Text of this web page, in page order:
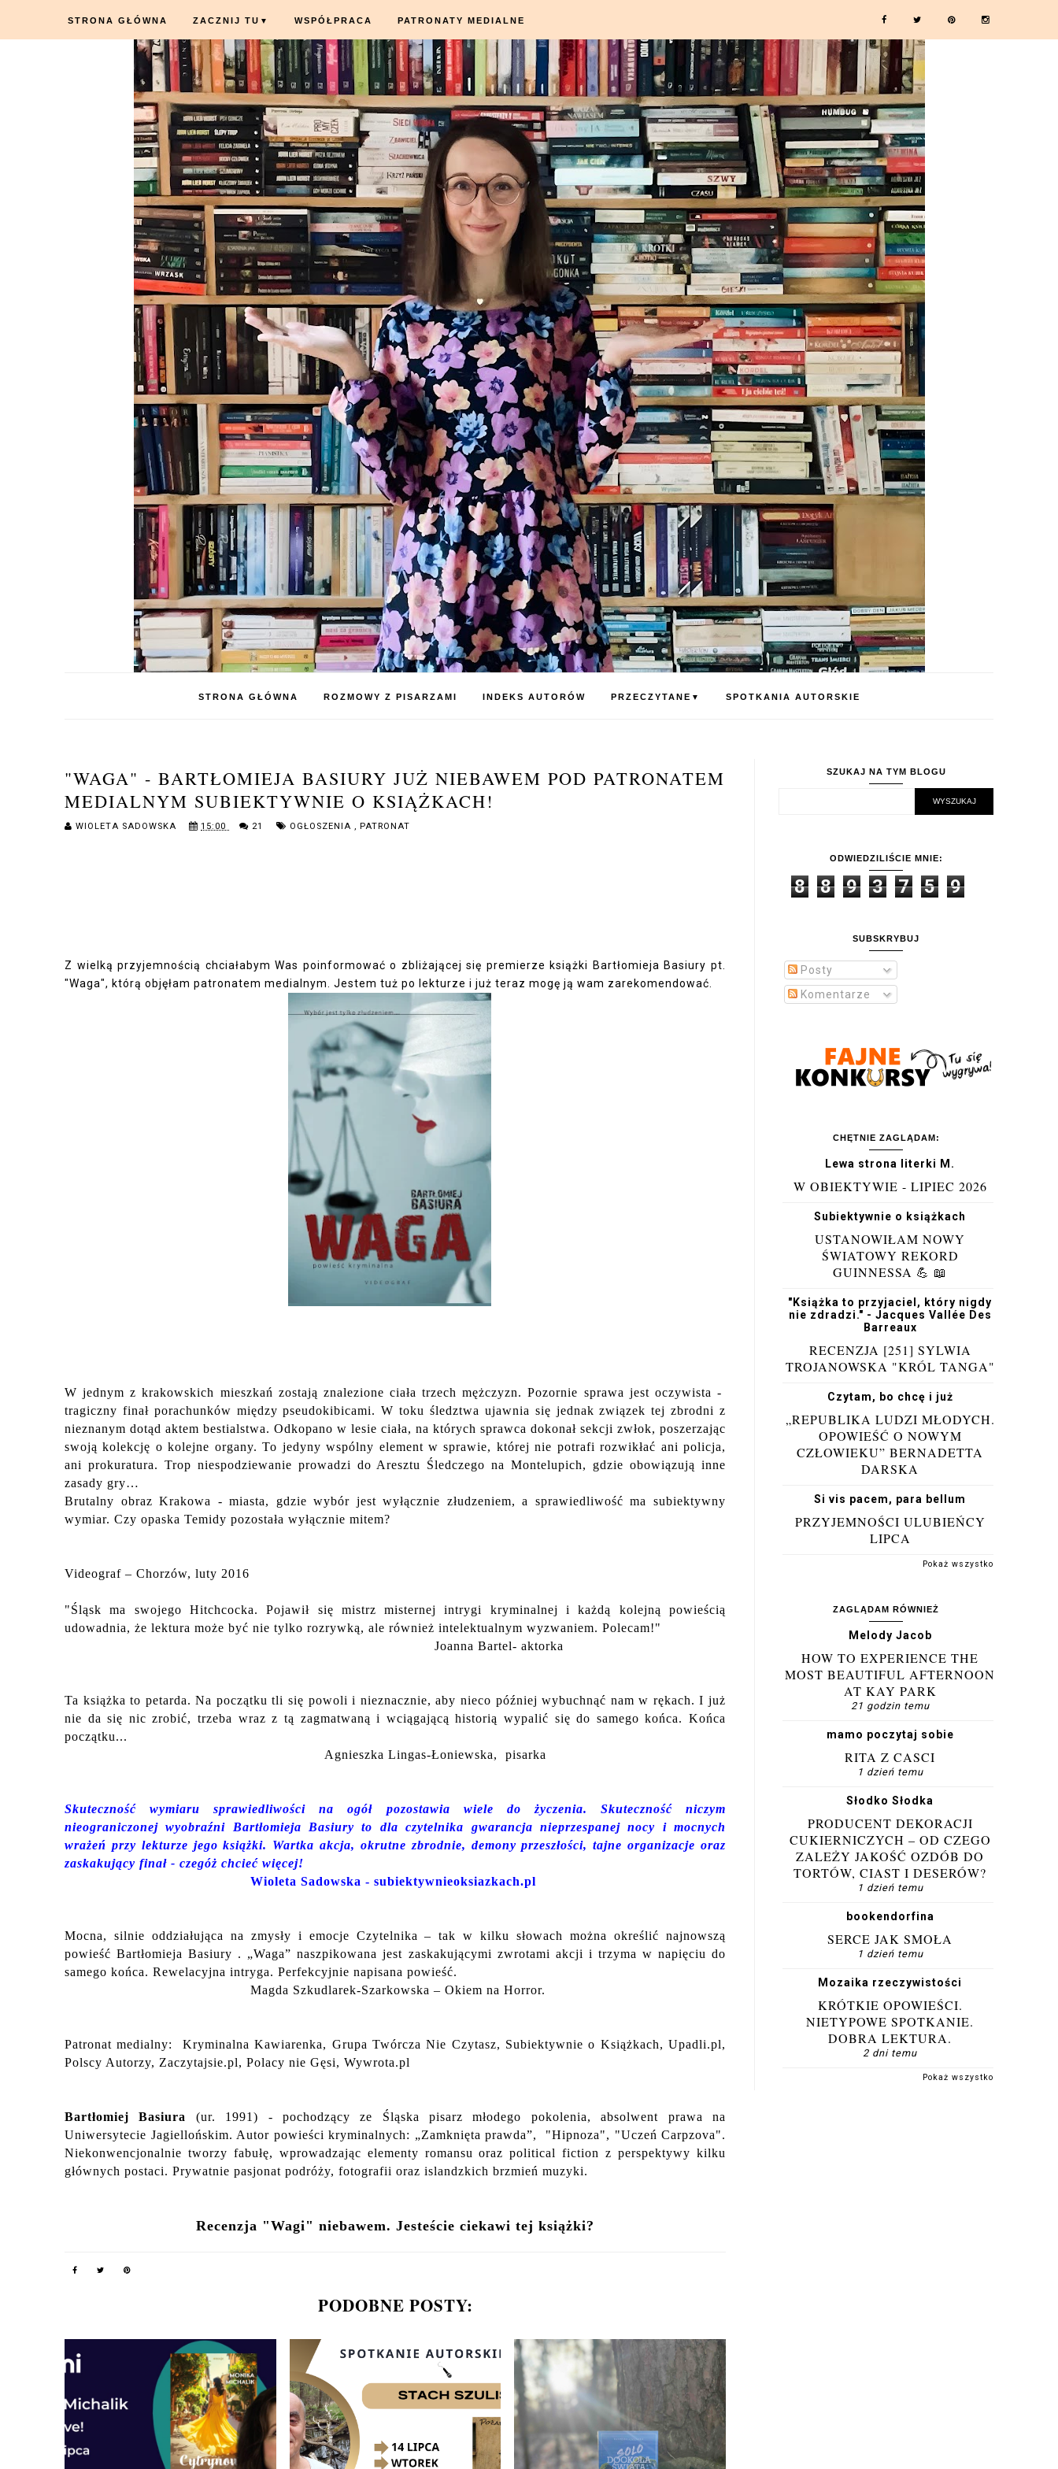
STRONA GŁÓWNA ZACZNIJ TU ▼ WSPÓŁPRACA PATRONATY MEDIALNE
STRONA GŁÓWNA ROZMOWY Z PISARZAMI INDEKS AUTORÓW PRZECZYTANE ▼ SPOTKANIA AUTORSKIE
"WAGA" - BARTŁOMIEJA BASIURY JUŻ NIEBAWEM POD PATRONATEM
MEDIALNYM SUBIEKTYWNIE O KSIĄŻKACH!
WIOLETA SADOWSKA 15:00 21 OGŁOSZENIA , PATRONAT
Z wielką przyjemnością chciałabym Was poinformować o zbliżającej się premierze książki Bartłomieja Basiury pt.
"Waga", którą objęłam patronatem medialnym. Jestem tuż po lekturze i już teraz mogę ją wam zarekomendować.
W jednym z krakowskich mieszkań zostają znalezione ciała trzech mężczyzn. Pozornie sprawa jest oczywista -
tragiczny finał porachunków między pseudokibicami. W toku śledztwa ujawnia się jednak związek tej zbrodni z
nieznanym dotąd aktem bestialstwa. Odkopano w lesie ciała, na których sprawca dokonał sekcji zwłok, poszerzając
swoją kolekcję o kolejne organy. To jedyny wspólny element w sprawie, której nie potrafi rozwikłać ani policja,
ani prokuratura. Trop niespodziewanie prowadzi do Aresztu Śledczego na Montelupich, gdzie obowiązują inne
zasady gry…
Brutalny obraz Krakowa - miasta, gdzie wybór jest wyłącznie złudzeniem, a sprawiedliwość ma subiektywny
wymiar. Czy opaska Temidy pozostała wyłącznie mitem?
Videograf – Chorzów, luty 2016
"Śląsk ma swojego Hitchcocka. Pojawił się mistrz misternej intrygi kryminalnej i każdą kolejną powieścią
udowadnia, że lektura może być nie tylko rozrywką, ale również intelektualnym wyzwaniem. Polecam!"
Joanna Bartel- aktorka
Ta książka to petarda. Na początku tli się powoli i nieznacznie, aby nieco później wybuchnąć nam w rękach. I już
nie da się nic zrobić, trzeba wraz z tą zagmatwaną i wciągającą historią wypalić się do samego końca. Końca
początku...
Agnieszka Lingas-Łoniewska, pisarka
Skuteczność wymiaru sprawiedliwości na ogół pozostawia wiele do życzenia. Skuteczność niczym
nieograniczonej wyobraźni Bartłomieja Basiury to dla czytelnika gwarancja nieprzespanej nocy i mocnych
wrażeń przy lekturze jego książki. Wartka akcja, okrutne zbrodnie, demony przeszłości, tajne organizacje oraz
zaskakujący finał - czegóż chcieć więcej!
Wioleta Sadowska - subiektywnieoksiazkach.pl
Mocna, silnie oddziałująca na zmysły i emocje Czytelnika – tak w kilku słowach można określić najnowszą
powieść Bartłomieja Basiury . „Waga” naszpikowana jest zaskakującymi zwrotami akcji i trzyma w napięciu do
samego końca. Rewelacyjna intryga. Perfekcyjnie napisana powieść.
Magda Szkudlarek-Szarkowska – Okiem na Horror.
Patronat medialny: Kryminalna Kawiarenka, Grupa Twórcza Nie Czytasz, Subiektywnie o Książkach, Upadli.pl,
Polscy Autorzy, Zaczytajsie.pl, Polacy nie Gęsi, Wywrota.pl
Bartłomiej Basiura (ur. 1991) - pochodzący ze Śląska pisarz młodego pokolenia, absolwent prawa na
Uniwersytecie Jagiellońskim. Autor powieści kryminalnych: „Zamknięta prawda”, "Hipnoza", "Uczeń Carpzova".
Niekonwencjonalnie tworzy fabułę, wprowadzając elementy romansu oraz political fiction z perspektywy kilku
głównych postaci. Prywatnie pasjonat podróży, fotografii oraz islandzkich brzmień muzyki.
Recenzja "Wagi" niebawem. Jesteście ciekawi tej książki?
PODOBNE POSTY:
SZUKAJ NA TYM BLOGU
ODWIEDZILIŚCIE MNIE:
8 8 9 3 7 5 9
SUBSKRYBUJ
Posty
Komentarze
CHĘTNIE ZAGLĄDAM:
Lewa strona literki M.
W OBIEKTYWIE - LIPIEC 2026
Subiektywnie o książkach
USTANOWIŁAM NOWY
ŚWIATOWY REKORD
GUINNESSA 💪 📖
"Książka to przyjaciel, który nigdy
nie zdradzi." - Jacques Vallée Des
Barreaux
RECENZJA [251] SYLWIA
TROJANOWSKA "KRÓL TANGA"
Czytam, bo chcę i już
„REPUBLIKA LUDZI MŁODYCH.
OPOWIEŚĆ O NOWYM
CZŁOWIEKU” BERNADETTA
DARSKA
Si vis pacem, para bellum
PRZYJEMNOŚCI ULUBIEŃCY
LIPCA
Pokaż wszystko
ZAGLĄDAM RÓWNIEŻ
Melody Jacob
HOW TO EXPERIENCE THE
MOST BEAUTIFUL AFTERNOON
AT KAY PARK
21 godzin temu
mamo poczytaj sobie
RITA Z CASCI
1 dzień temu
Słodko Słodka
PRODUCENT DEKORACJI
CUKIERNICZYCH – OD CZEGO
ZALEŻY JAKOŚĆ OZDÓB DO
TORTÓW, CIAST I DESERÓW?
1 dzień temu
bookendorfina
SERCE JAK SMOŁA
1 dzień temu
Mozaika rzeczywistości
KRÓTKIE OPOWIEŚCI.
NIETYPOWE SPOTKANIE.
DOBRA LEKTURA.
2 dni temu
Pokaż wszystko